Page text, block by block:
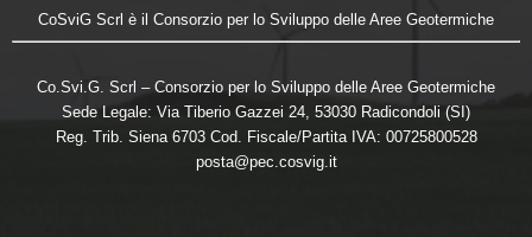
CoSviG Scrl è il Consorzio per lo Sviluppo delle Aree Geotermiche
Co.Svi.G. Scrl – Consorzio per lo Sviluppo delle Aree Geotermiche
Sede Legale: Via Tiberio Gazzei 24, 53030 Radicondoli (SI)
Reg. Trib. Siena 6703 Cod. Fiscale/Partita IVA: 00725800528
posta@pec.cosvig.it